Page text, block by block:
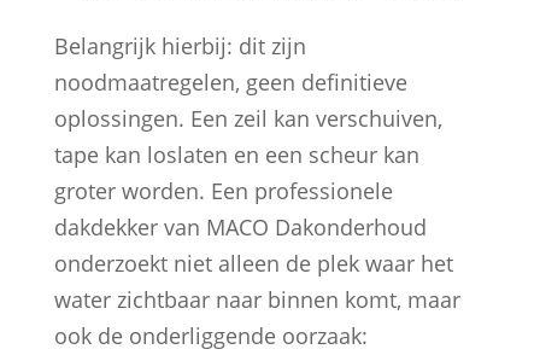
Belangrijk hierbij: dit zijn
noodmaatregelen, geen definitieve
oplossingen. Een zeil kan verschuiven,
tape kan loslaten en een scheur kan
groter worden. Een professionele
dakdekker van MACO Dakonderhoud
onderzoekt niet alleen de plek waar het
water zichtbaar naar binnen komt, maar
ook de onderliggende oorzaak: